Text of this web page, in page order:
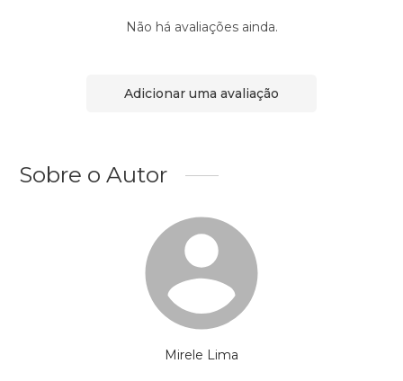
Não há avaliações ainda.
Adicionar uma avaliação
Sobre o Autor
Mirele Lima